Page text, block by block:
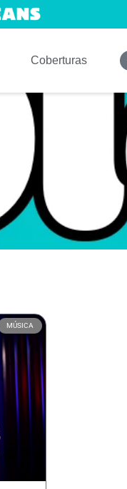
Coberturas
MÚSICA